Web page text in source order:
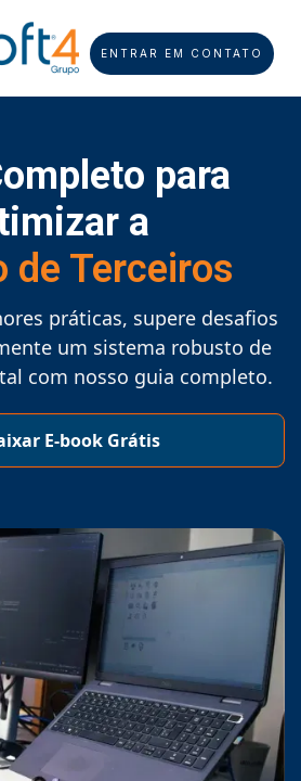
ENTRAR EM CONTATO
para
a
de Terceiros
práticas, supere desafios
um sistema robusto de
com nosso guia completo.
E-book Grátis